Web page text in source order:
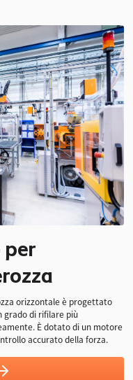
per
orizzontale è progettato
grado di rifilare più
È dotato di un motore
accurato della forza.
1 secondo
Taglio dentro